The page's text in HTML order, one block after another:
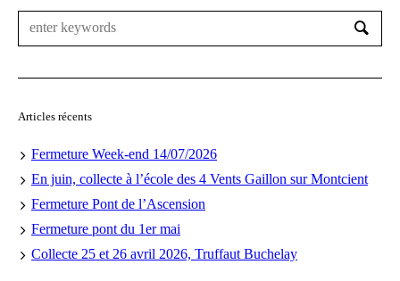
Articles récents
Fermeture Week-end 14/07/2026
En juin, collecte à l’école des 4 Vents Gaillon sur Montcient
Fermeture Pont de l’Ascension
Fermeture pont du 1er mai
Collecte 25 et 26 avril 2026, Truffaut Buchelay